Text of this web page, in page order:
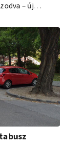
– új
turisztikai
a közönséget.